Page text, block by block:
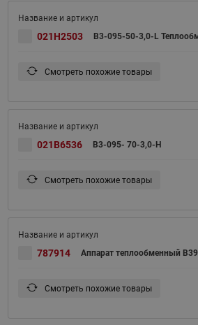
021H2503 B3-095-50-3,0-L
Смотреть похожие товары
021B6536 B3-095- 70-3,0-H
Смотреть похожие товары
787914 Аппарат теплообменный
Смотреть похожие товары